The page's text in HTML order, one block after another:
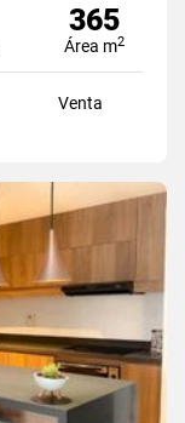
365
Área m2
Venta